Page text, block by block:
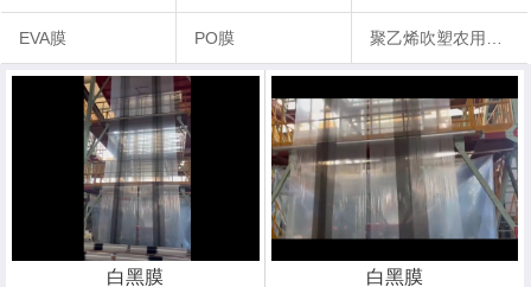
EVA膜 PO膜
白黑膜 白黑膜